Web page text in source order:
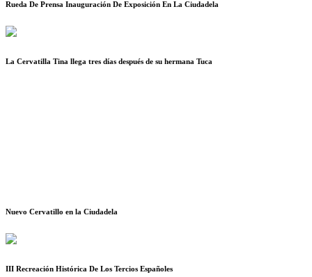
Rueda De Prensa Inauguración De Exposición En La Ciudadela
La Cervatilla Tina llega tres días después de su hermana Tuca
Nuevo Cervatillo en la Ciudadela
III Recreación Histórica De Los Tercios Españoles